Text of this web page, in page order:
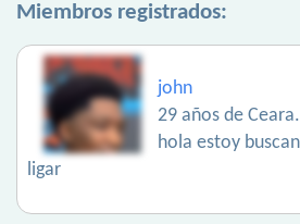
Miembros registrados:
john
29 años de Ceara.
hola estoy
ligar